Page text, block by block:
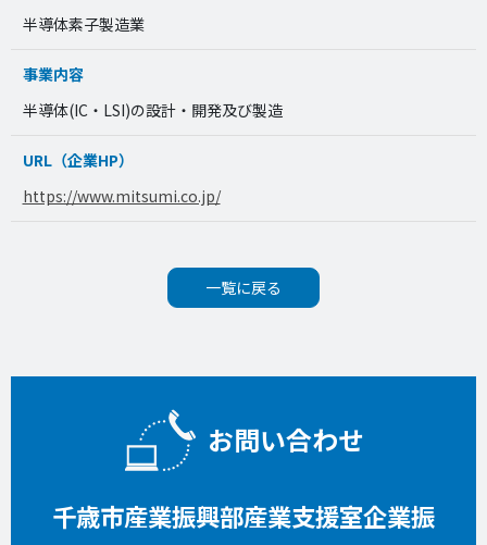
半導体素子製造業
事業内容
半導体(IC・LSI)の設計・開発及び製造
URL（企業HP）
https://www.mitsumi.co.jp/
一覧に戻る
お問い合わせ
千歳市産業振興部産業支援室企業振